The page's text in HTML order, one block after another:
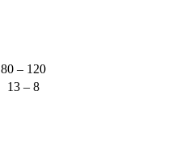
80 – 120
13 – 8